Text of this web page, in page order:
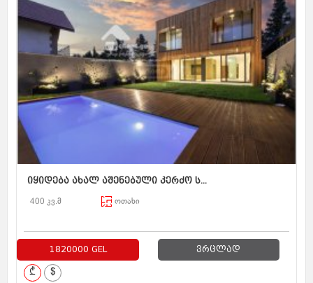
იყიდება ახალ აშენებული კერძო ს...
400 კვ.მ ოთახი
1820000 GEL ვრცლად
₾ $